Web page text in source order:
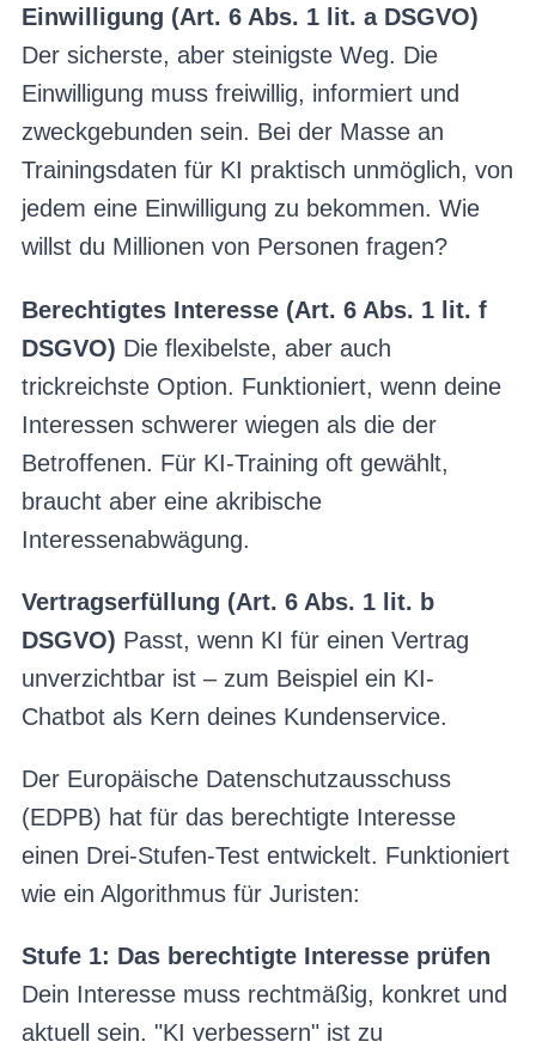
Einwilligung (Art. 6 Abs. 1 lit. a DSGVO)
Der sicherste, aber steinigste Weg. Die
Einwilligung muss freiwillig, informiert und
zweckgebunden sein. Bei der Masse an
Trainingsdaten für KI praktisch unmöglich, von
jedem eine Einwilligung zu bekommen. Wie
willst du Millionen von Personen fragen?
Berechtigtes Interesse (Art. 6 Abs. 1 lit. f
DSGVO) Die flexibelste, aber auch
trickreichste Option. Funktioniert, wenn deine
Interessen schwerer wiegen als die der
Betroffenen. Für KI-Training oft gewählt,
braucht aber eine akribische
Interessenabwägung.
Vertragserfüllung (Art. 6 Abs. 1 lit. b
DSGVO) Passt, wenn KI für einen Vertrag
unverzichtbar ist – zum Beispiel ein KI-
Chatbot als Kern deines Kundenservice.
Der Europäische Datenschutzausschuss
(EDPB) hat für das berechtigte Interesse
einen Drei-Stufen-Test entwickelt. Funktioniert
wie ein Algorithmus für Juristen:
Stufe 1: Das berechtigte Interesse prüfen
Dein Interesse muss rechtmäßig, konkret und
aktuell sein. "KI verbessern" ist zu